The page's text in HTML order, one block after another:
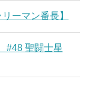
ーマン番長】
#48 聖闘士星